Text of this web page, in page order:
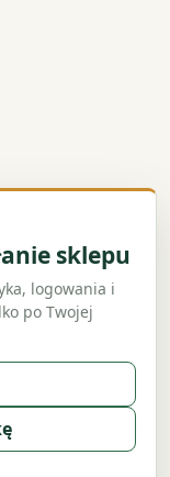
sklepu
logowania i
po Twojej